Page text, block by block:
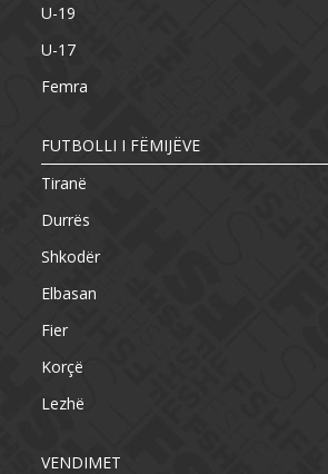
U-19
U-17
Femra
FUTBOLLI I FËMIJËVE
Tiranë
Durrës
Shkodër
Elbasan
Fier
Korçë
Lezhë
VENDIMET